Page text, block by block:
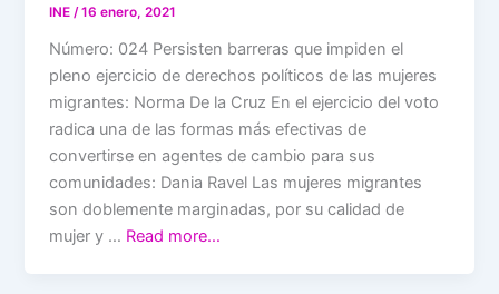
INE/16 enero, 2021
Número: 024 Persisten barreras que impiden el
pleno ejercicio de derechos políticos de las mujeres
migrantes: Norma De la Cruz En el ejercicio del voto
radica una de las formas más efectivas de
convertirse en agentes de cambio para sus
comunidades: Dania Ravel Las mujeres migrantes
son doblemente marginadas, por su calidad de
mujer y … Read more…